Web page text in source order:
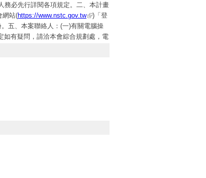
務必先行詳閱各項規定。二、本計畫
網站(https://www.nstc.gov.tw
)「登
五、本案聯絡人：(一)有關電腦操
如有疑問，請洽本會綜合規劃處，電